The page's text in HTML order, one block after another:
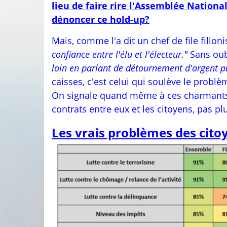
lieu de faire rire l'Assemblée
dénoncer ce hold-up?
Mais, comme l'a dit un chef de file
confiance entre l'élu et l'électeur." Sans
loin en parlant de détournement d'argent
caisses, c'est celui qui soulève le
On signale quand même à ces
contrats entre eux et les citoyens, pas
Les vrais problèmes des